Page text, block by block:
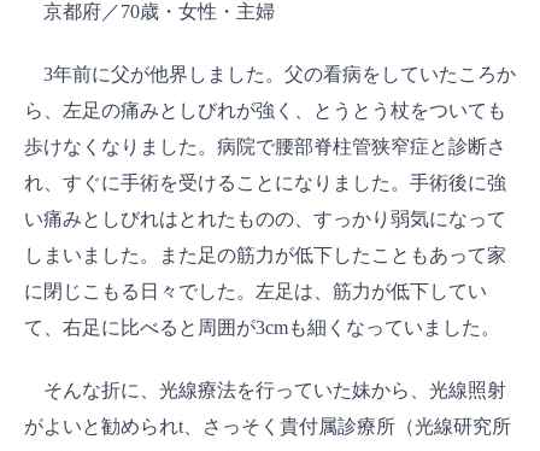
京都府／70歳・女性・主婦
3年前に父が他界しました。父の看病をしていたころか
ら、左足の痛みとしびれが強く、とうとう杖をついても
歩けなくなりました。病院で腰部脊柱管狭窄症と診断さ
れ、すぐに手術を受けることになりました。手術後に強
い痛みとしびれはとれたものの、すっかり弱気になって
しまいました。また足の筋力が低下したこともあって家
に閉じこもる日々でした。左足は、筋力が低下してい
て、右足に比べると周囲が3cmも細くなっていました。
そんな折に、光線療法を行っていた妹から、光線照射
がよいと勧められt、さっそく貴付属診療所（光線研究所